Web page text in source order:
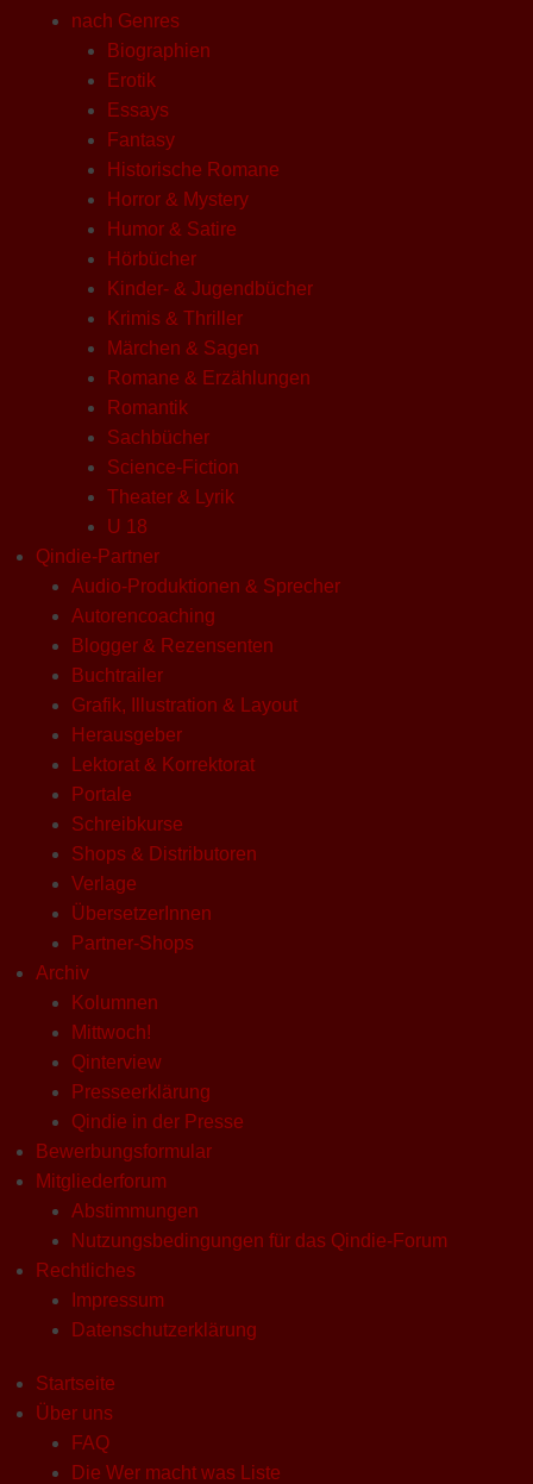
nach Genres
Biographien
Erotik
Essays
Fantasy
Historische Romane
Horror & Mystery
Humor & Satire
Hörbücher
Kinder- & Jugendbücher
Krimis & Thriller
Märchen & Sagen
Romane & Erzählungen
Romantik
Sachbücher
Science-Fiction
Theater & Lyrik
U 18
Qindie-Partner
Audio-Produktionen & Sprecher
Autorencoaching
Blogger & Rezensenten
Buchtrailer
Grafik, Illustration & Layout
Herausgeber
Lektorat & Korrektorat
Portale
Schreibkurse
Shops & Distributoren
Verlage
ÜbersetzerInnen
Partner-Shops
Archiv
Kolumnen
Mittwoch!
Qinterview
Presseerklärung
Qindie in der Presse
Bewerbungsformular
Mitgliederforum
Abstimmungen
Nutzungsbedingungen für das Qindie-Forum
Rechtliches
Impressum
Datenschutzerklärung
Startseite
Über uns
FAQ
Die Wer macht was Liste